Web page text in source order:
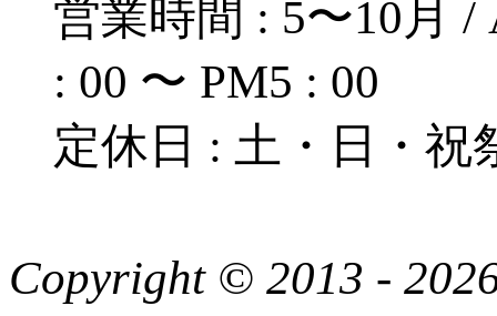
営業時間 : 5〜10月
: 00 〜 PM5 : 00
定休日 : 土・日・祝
Copyright © 2013 -